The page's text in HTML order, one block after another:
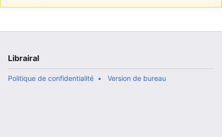
Librairal
Politique de confidentialité Version de bureau